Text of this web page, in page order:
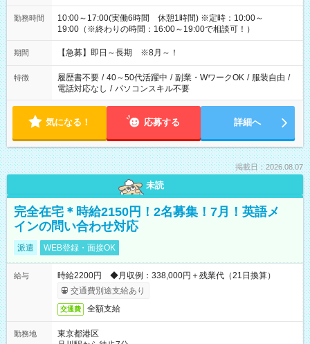
勤務時間
10:00～17:00(実働6時間 休憩1時間) ※定時：10:00～
19:00（※終わりの時間：16:00～19:00で相談可！）
期間 【急募】即日～長期 ※8月～！
特徴 履歴書不要 / 40～50代活躍中 / 副業・WワークOK / 服装自由 /
電話対応なし / パソコンスキル不要
気になる！ 応募する 詳細へ
掲載日：2026.08.07
未読
完全在宅＊時給2150円！2名募集！7月！英語メ
インの問い合わせ対応
派遣 WEB登録・面接OK
給与
時給2200円 ◆月収例：338,000円＋残業代（21日換算）
交通費別途支給あり
交通費 全額支給
勤務地
東京都港区